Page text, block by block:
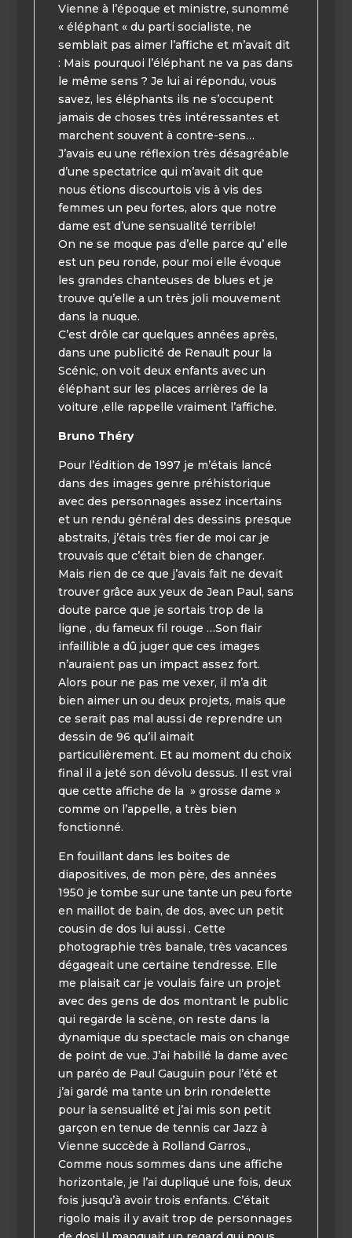
Vienne à l’époque et ministre, sunommé
« éléphant « du parti socialiste, ne
semblait pas aimer l’affiche et m’avait dit
: Mais pourquoi l’éléphant ne va pas dans
le même sens ? Je lui ai répondu, vous
savez, les éléphants ils ne s’occupent
jamais de choses très intéressantes et
marchent souvent à contre-sens…
J’avais eu une réflexion très désagréable
d’une spectatrice qui m’avait dit que
nous étions discourtois vis à vis des
femmes un peu fortes, alors que notre
dame est d’une sensualité terrible!
On ne se moque pas d’elle parce qu’ elle
est un peu ronde, pour moi elle évoque
les grandes chanteuses de blues et je
trouve qu’elle a un très joli mouvement
dans la nuque.
C’est drôle car quelques années après,
dans une publicité de Renault pour la
Scénic, on voit deux enfants avec un
éléphant sur les places arrières de la
voiture ,elle rappelle vraiment l’affiche.
Bruno Théry
Pour l’édition de 1997 je m’étais lancé
dans des images genre préhistorique
avec des personnages assez incertains
et un rendu général des dessins presque
abstraits, j’étais très fier de moi car je
trouvais que c’était bien de changer.
Mais rien de ce que j’avais fait ne devait
trouver grâce aux yeux de Jean Paul, sans
doute parce que je sortais trop de la
ligne , du fameux fil rouge …Son flair
infaillible a dû juger que ces images
n’auraient pas un impact assez fort.
Alors pour ne pas me vexer, il m’a dit
bien aimer un ou deux projets, mais que
ce serait pas mal aussi de reprendre un
dessin de 96 qu’il aimait
particulièrement. Et au moment du choix
final il a jeté son dévolu dessus. Il est vrai
que cette affiche de la » grosse dame »
comme on l’appelle, a très bien
fonctionné.
En fouillant dans les boites de
diapositives, de mon père, des années
1950 je tombe sur une tante un peu forte
en maillot de bain, de dos, avec un petit
cousin de dos lui aussi . Cette
photographie très banale, très vacances
dégageait une certaine tendresse. Elle
me plaisait car je voulais faire un projet
avec des gens de dos montrant le public
qui regarde la scène, on reste dans la
dynamique du spectacle mais on change
de point de vue. J’ai habillé la dame avec
un paréo de Paul Gauguin pour l’été et
j’ai gardé ma tante un brin rondelette
pour la sensualité et j’ai mis son petit
garçon en tenue de tennis car Jazz à
Vienne succède à Rolland Garros.,
Comme nous sommes dans une affiche
horizontale, je l’ai dupliqué une fois, deux
fois jusqu’à avoir trois enfants. C’était
rigolo mais il y avait trop de personnages